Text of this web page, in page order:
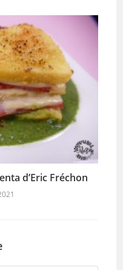
d’Eric Fréchon